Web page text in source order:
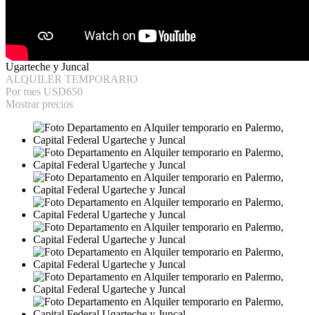
Ugarteche y Juncal
ALQUILER TEMPORARIO
Por mes USD650
Mostrar precios